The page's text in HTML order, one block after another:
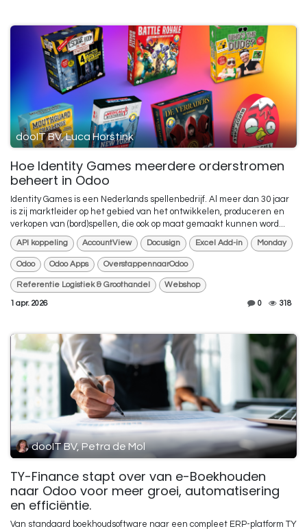
dooIT BV, Luca Horstink
Hoe Identity Games meerdere orderstromen
beheert in Odoo
Identity Games is een Nederlands spellenbedrijf. Al meer dan 30 jaar
is zij marktleider op het gebied van het ontwikkelen, produceren en
verkopen van (bord)spellen, die ook op maat gemaakt kunnen word...
API koppeling AccountView Docusign Excel Add-in Monday
Odoo Odoo Apps OverstappennaarOdoo
Referentie Logistiek & Groothandel Webshop
1 apr. 2026 0 318
dooIT BV, Petra de Mol
TY-Finance stapt over van e-Boekhouden
naar Odoo voor meer groei, automatisering
en efficiëntie.
Van standaard boekhoudsoftware naar een compleet ERP-platform TY